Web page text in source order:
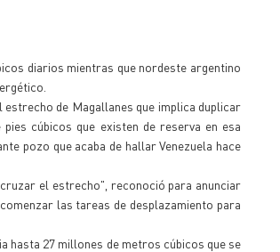
diarios mientras que nordeste argentino
de Magallanes que implica duplicar
cúbicos que existen de reserva en esa
pozo que acaba de hallar Venezuela hace
el estrecho", reconoció para anunciar
las tareas de desplazamiento para
hasta 27 millones de metros cúbicos que se